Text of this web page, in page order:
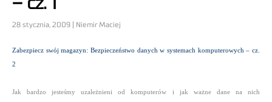
– cz. 1
28 stycznia, 2009 | Niemir Maciej
Zabezpiecz swój magazyn: Bezpieczeństwo danych w systemach komputerowych – cz.
2
Jak bardzo jesteśmy uzależnieni od komputerów i jak ważne dane na nich